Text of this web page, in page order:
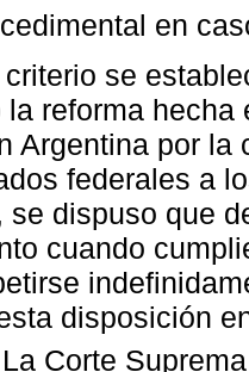
en
se
la reforma
Argentina por
federales a
se dispuso que
cuando
disposición
La Corte